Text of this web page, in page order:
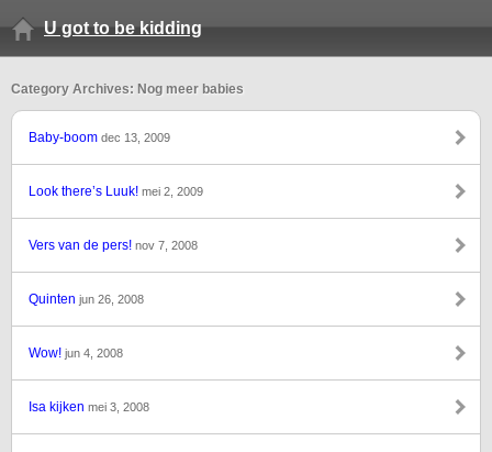
U got to be kidding
Category Archives: Nog meer babies
Baby-boom dec 13, 2009
Look there’s Luuk! mei 2, 2009
Vers van de pers! nov 7, 2008
Quinten jun 26, 2008
Wow! jun 4, 2008
Isa kijken mei 3, 2008